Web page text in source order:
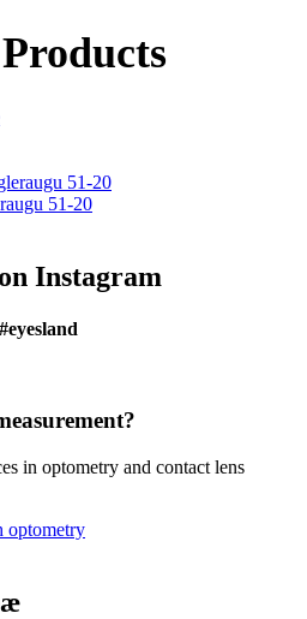
51-20
Instagram
#eyesland
in optometry and contact lens
optometry